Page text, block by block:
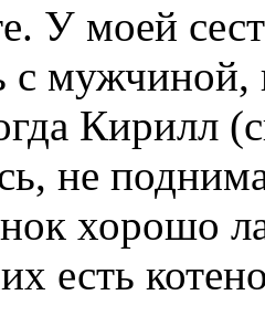
У моей
с мужчиной,
Кирилл
не
хорошо
есть